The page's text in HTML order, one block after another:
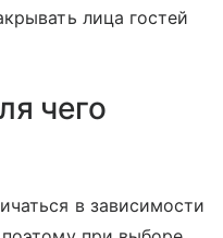
лица гостей
чего
в зависимости